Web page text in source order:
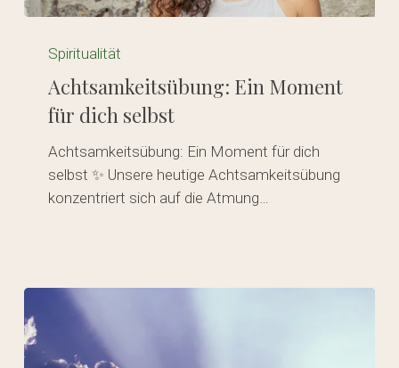
Moment
dich
selbst
Spiritualität
Achtsamkeitsübung: Ein Moment
für dich selbst
Achtsamkeitsübung: Ein Moment für dich
selbst ✨ Unsere heutige Achtsamkeitsübung
konzentriert sich auf die Atmung…